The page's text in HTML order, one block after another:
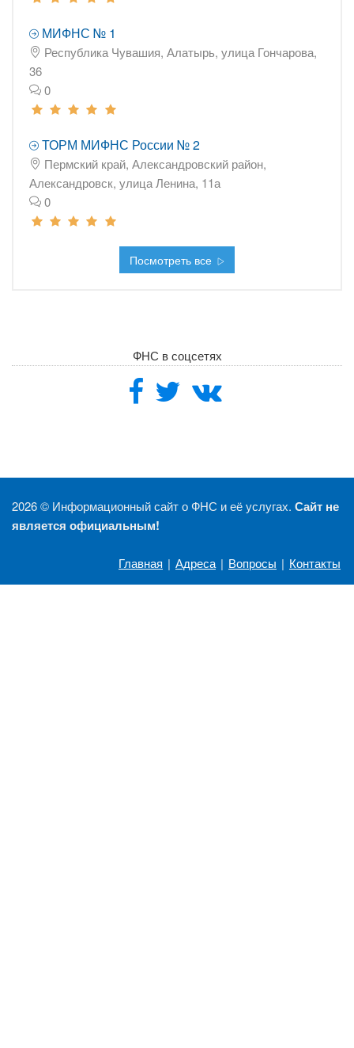
МИФНС № 1
Республика Чувашия, Алатырь, улица Гончарова,
36
0
ТОРМ МИФНС России № 2
Пермский край, Александровский район,
Александровск, улица Ленина, 11а
0
Посмотреть все
ФНС в соцсетях
2026 © Информационный сайт о ФНС и её услугах. Сайт не
является официальным!
Главная | Адреса | Вопросы | Контакты